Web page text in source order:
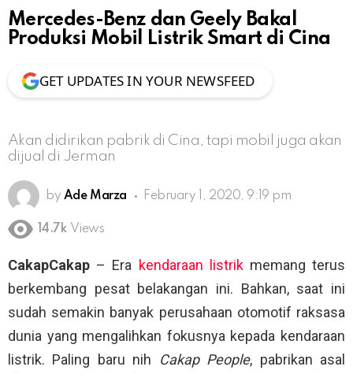
Mercedes-Benz dan Geely Bakal
Produksi Mobil Listrik Smart di Cina
GET UPDATES IN YOUR NEWSFEED
Akan didirikan pabrik di Cina, tapi mobil juga akan
dijual di Jerman
by Ade Marza February 1, 2020, 9:19 pm
14.7k Views
CakapCakap – Era kendaraan listrikmemang terus
berkembang pesat belakangan ini. Bahkan, saat ini
sudah semakin banyak perusahaan otomotif raksasa
dunia yang mengalihkan fokusnya kepada kendaraan
listrik. Paling baru nih
Cakap People, pabrikan asal